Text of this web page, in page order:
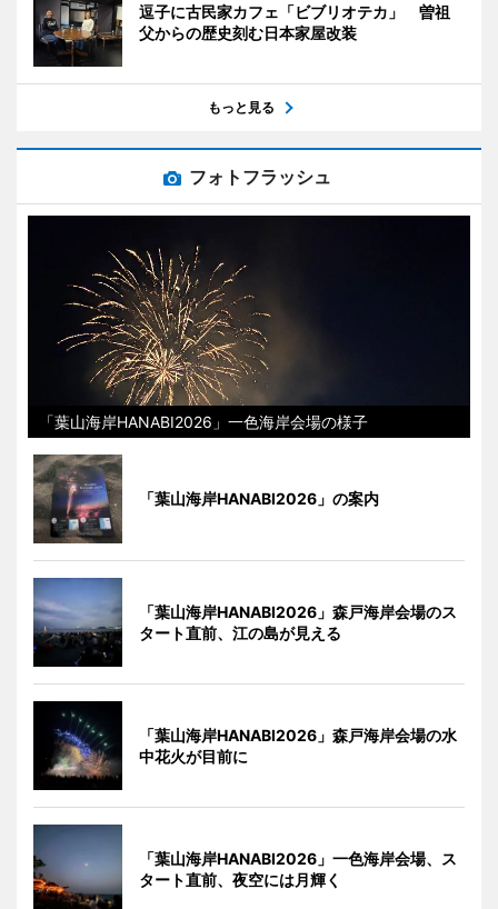
逗子に古民家カフェ「ビブリオテカ」 曽祖
父からの歴史刻む日本家屋改装
もっと見る
フォトフラッシュ
「葉山海岸HANABI2026」一色海岸会場の様子
「葉山海岸HANABI2026」の案内
「葉山海岸HANABI2026」森戸海岸会場のス
タート直前、江の島が見える
「葉山海岸HANABI2026」森戸海岸会場の水
中花火が目前に
「葉山海岸HANABI2026」一色海岸会場、ス
タート直前、夜空には月輝く